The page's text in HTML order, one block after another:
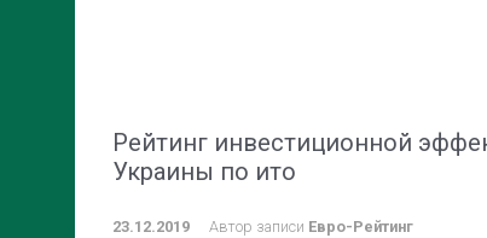
Рейтинг инвестиционной
Украины по ито
23.12.2019 Автор записи Евро-Рейтинг